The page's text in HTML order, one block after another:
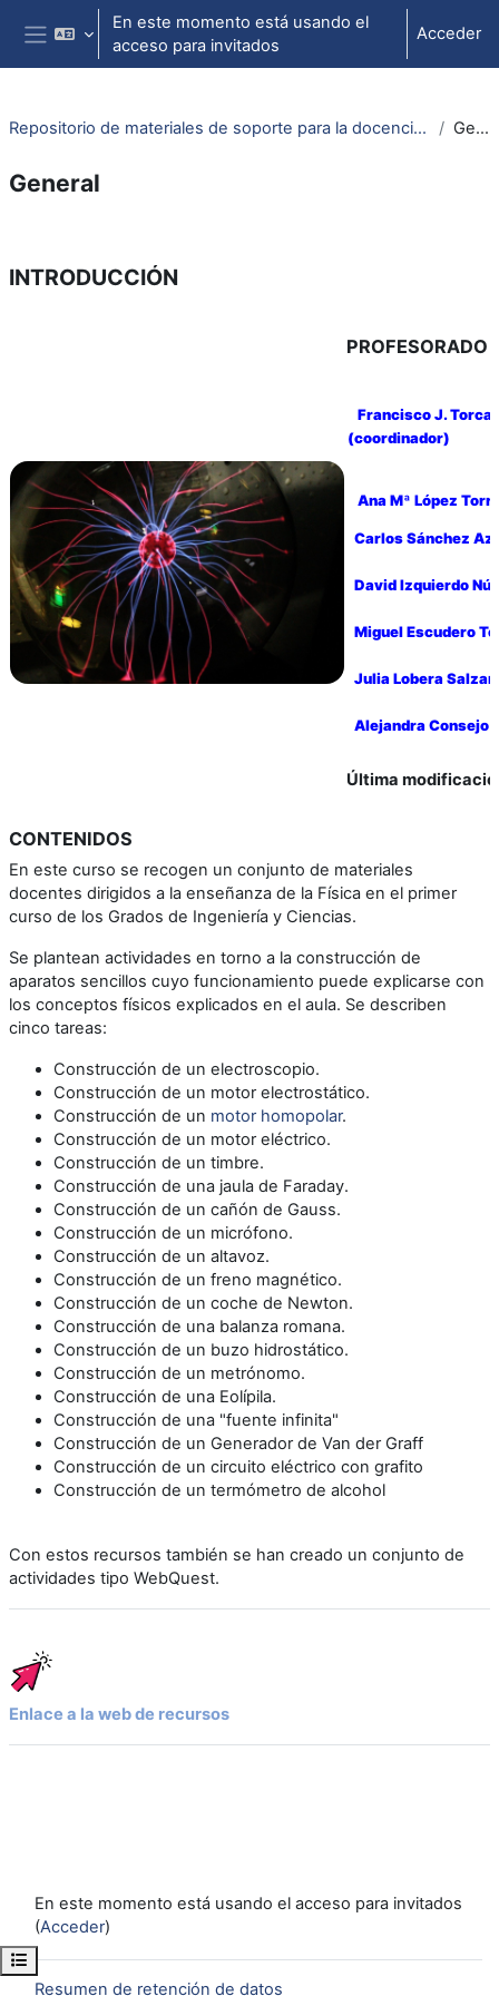
Salta al contenido principal
Panel lateral
En este momento está usando el
acceso para invitados
Acceder
Abrir índice del curso
Repositorio de materiales de soporte para la docencia de la física universitaria II General
General
INTRODUCCIÓN
PROFESORADO
Francisco J.
(coordinador)
Ana Mª López
Carlos Sánchez
David Izquierdo
Miguel Escudero
Julia Lobera Salzar
Alejandra Consejo
Última
CONTENIDOS
En este curso se recogen un conjunto de materiales
docentes dirigidos a la enseñanza de la Física en el primer
curso de los Grados de Ingeniería y Ciencias.
Se plantean actividades en torno a la construcción de
aparatos sencillos cuyo funcionamiento puede explicarse con
los conceptos físicos explicados en el aula. Se describen
cinco tareas:
Construcción de un electroscopio.
Construcción de un motor electrostático.
Construcción de un motor homopolar.
Construcción de un motor eléctrico.
Construcción de un timbre.
Construcción de una jaula de Faraday.
Construcción de un cañón de Gauss.
Construcción de un micrófono.
Construcción de un altavoz.
Construcción de un freno magnético.
Construcción de un coche de Newton.
Construcción de una balanza romana.
Construcción de un buzo hidrostático.
Construcción de un metrónomo.
Construcción de una Eolípila.
Construcción de una "fuente infinita"
Construcción de un Generador de Van der Graff
Construcción de un circuito eléctrico con grafito
Construcción de un termómetro de alcohol
Con estos recursos también se han creado un conjunto de
actividades tipo WebQuest.
Enlace a la web de recursos
En este momento está usando el acceso para invitados
(Acceder)
Resumen de retención de datos